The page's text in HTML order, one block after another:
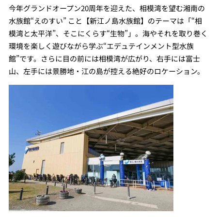
今年グランドオープン20周年を迎えた、相模湾を望む湘南の
水族館“えのすい” こと【新江ノ島水族館】のテーマは「“相
模湾と太平洋”、そこにくらす“生物”」。海やそれを取り巻く
環境を楽しく遊びながら学ぶ“エデュテインメント型水族
館”です。さらに目の前には相模湾が広がり、右手には富士
山、左手には景勝地・江の島が控える絶好のロケーション。